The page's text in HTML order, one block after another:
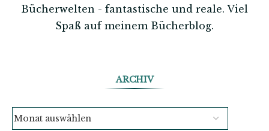
Bücherwelten - fantastische und reale. Viel
Spaß auf meinem Bücherblog.
ARCHIV